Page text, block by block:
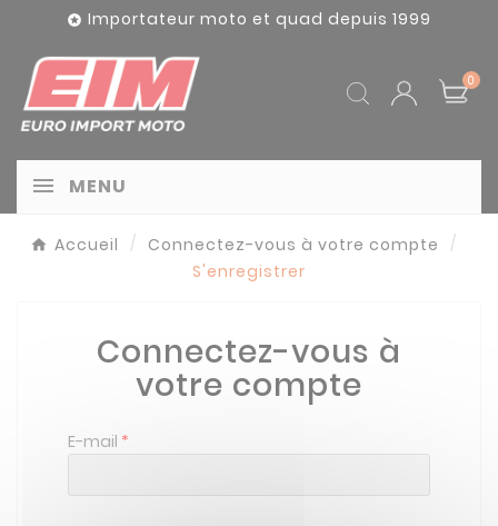
 Importateur moto et quad depuis 1999
0
MENU
Accueil
Connectez-vous à votre compte
S'enregistrer
Connectez-vous à
votre compte
E-mail
Panneau de gestion des cookies